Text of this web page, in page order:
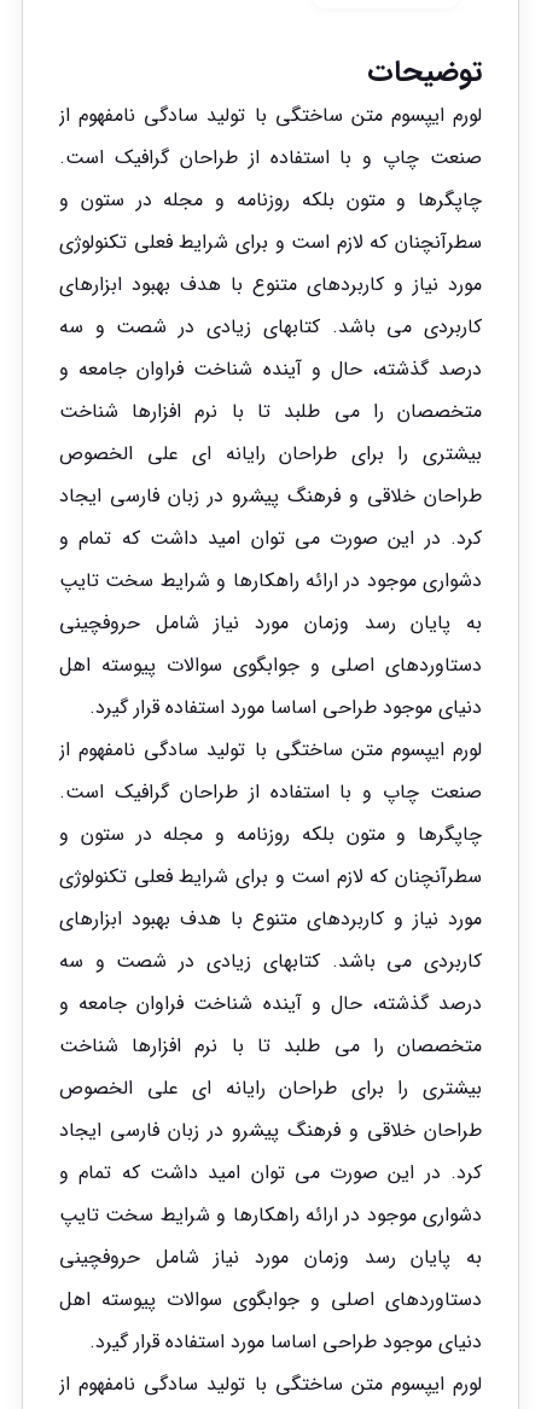
توضیحات
لورم ایپسوم متن ساختگی با تولید سادگی نامفهوم از
صنعت چاپ و با استفاده از طراحان گرافیک است.
چاپگرها و متون بلکه روزنامه و مجله در ستون و
سطرآنچنان که لازم است و برای شرایط فعلی تکنولوژی
مورد نیاز و کاربردهای متنوع با هدف بهبود ابزارهای
کاربردی می باشد. کتابهای زیادی در شصت و سه
درصد گذشته، حال و آینده شناخت فراوان جامعه و
متخصصان را می طلبد تا با نرم افزارها شناخت
بیشتری را برای طراحان رایانه ای علی الخصوص
طراحان خلاقی و فرهنگ پیشرو در زبان فارسی ایجاد
کرد. در این صورت می توان امید داشت که تمام و
دشواری موجود در ارائه راهکارها و شرایط سخت تایپ
به پایان رسد وزمان مورد نیاز شامل حروفچینی
دستاوردهای اصلی و جوابگوی سوالات پیوسته اهل
دنیای موجود طراحی اساسا مورد استفاده قرار گیرد.
لورم ایپسوم متن ساختگی با تولید سادگی نامفهوم از
صنعت چاپ و با استفاده از طراحان گرافیک است.
چاپگرها و متون بلکه روزنامه و مجله در ستون و
سطرآنچنان که لازم است و برای شرایط فعلی تکنولوژی
مورد نیاز و کاربردهای متنوع با هدف بهبود ابزارهای
کاربردی می باشد. کتابهای زیادی در شصت و سه
درصد گذشته، حال و آینده شناخت فراوان جامعه و
متخصصان را می طلبد تا با نرم افزارها شناخت
بیشتری را برای طراحان رایانه ای علی الخصوص
طراحان خلاقی و فرهنگ پیشرو در زبان فارسی ایجاد
کرد. در این صورت می توان امید داشت که تمام و
دشواری موجود در ارائه راهکارها و شرایط سخت تایپ
به پایان رسد وزمان مورد نیاز شامل حروفچینی
دستاوردهای اصلی و جوابگوی سوالات پیوسته اهل
دنیای موجود طراحی اساسا مورد استفاده قرار گیرد.
لورم ایپسوم متن ساختگی با تولید سادگی نامفهوم از